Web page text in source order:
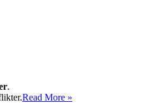
.
Read More »